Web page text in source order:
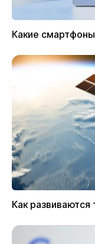
Какие
Как развиваются